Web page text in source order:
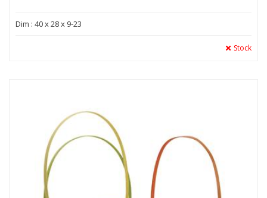
Dim : 40 x 28 x 9-23
Stock